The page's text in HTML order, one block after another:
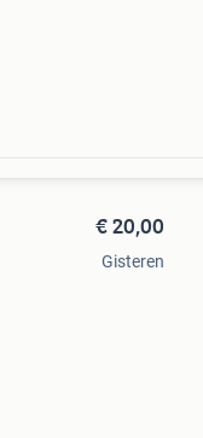
€ 20,00
Gisteren